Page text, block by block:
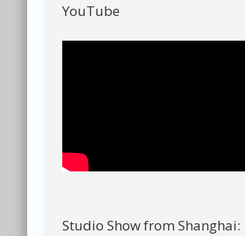
YouTube
Studio Show from Shanghai: